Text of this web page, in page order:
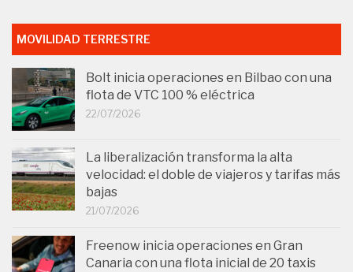
MOVILIDAD TERRESTRE
Bolt inicia operaciones en Bilbao con una
flota de VTC 100 % eléctrica
22/07/2026
La liberalización transforma la alta
velocidad: el doble de viajeros y tarifas más
bajas
21/07/2026
Freenow inicia operaciones en Gran
Canaria con una flota inicial de 20 taxis